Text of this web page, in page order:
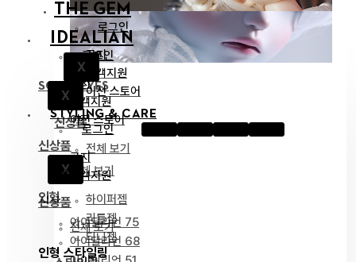
SOOM EYES
STYLING & CARE
로그인
X
공지
고객지원
신상품
전체 보기
인형 스타일링
IDEALIAN
로그인
X
공지
고객지원
이전 스토어
신상품
전체 보기
인형
아이딜리언 75
아이딜리언 68
THE GEM
로그인
X
공지
고객지원
이전 스토어
신상품
전체 보기
인형
하이퍼젬
리틀젬
티니젬